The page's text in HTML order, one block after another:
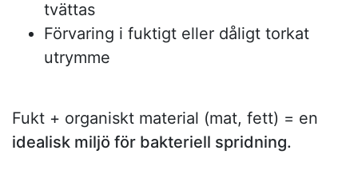
tvättas
Förvaring i fuktigt eller dåligt torkat
utrymme
Fukt + organiskt material (mat, fett) = en
idealisk miljö för bakteriell spridning.